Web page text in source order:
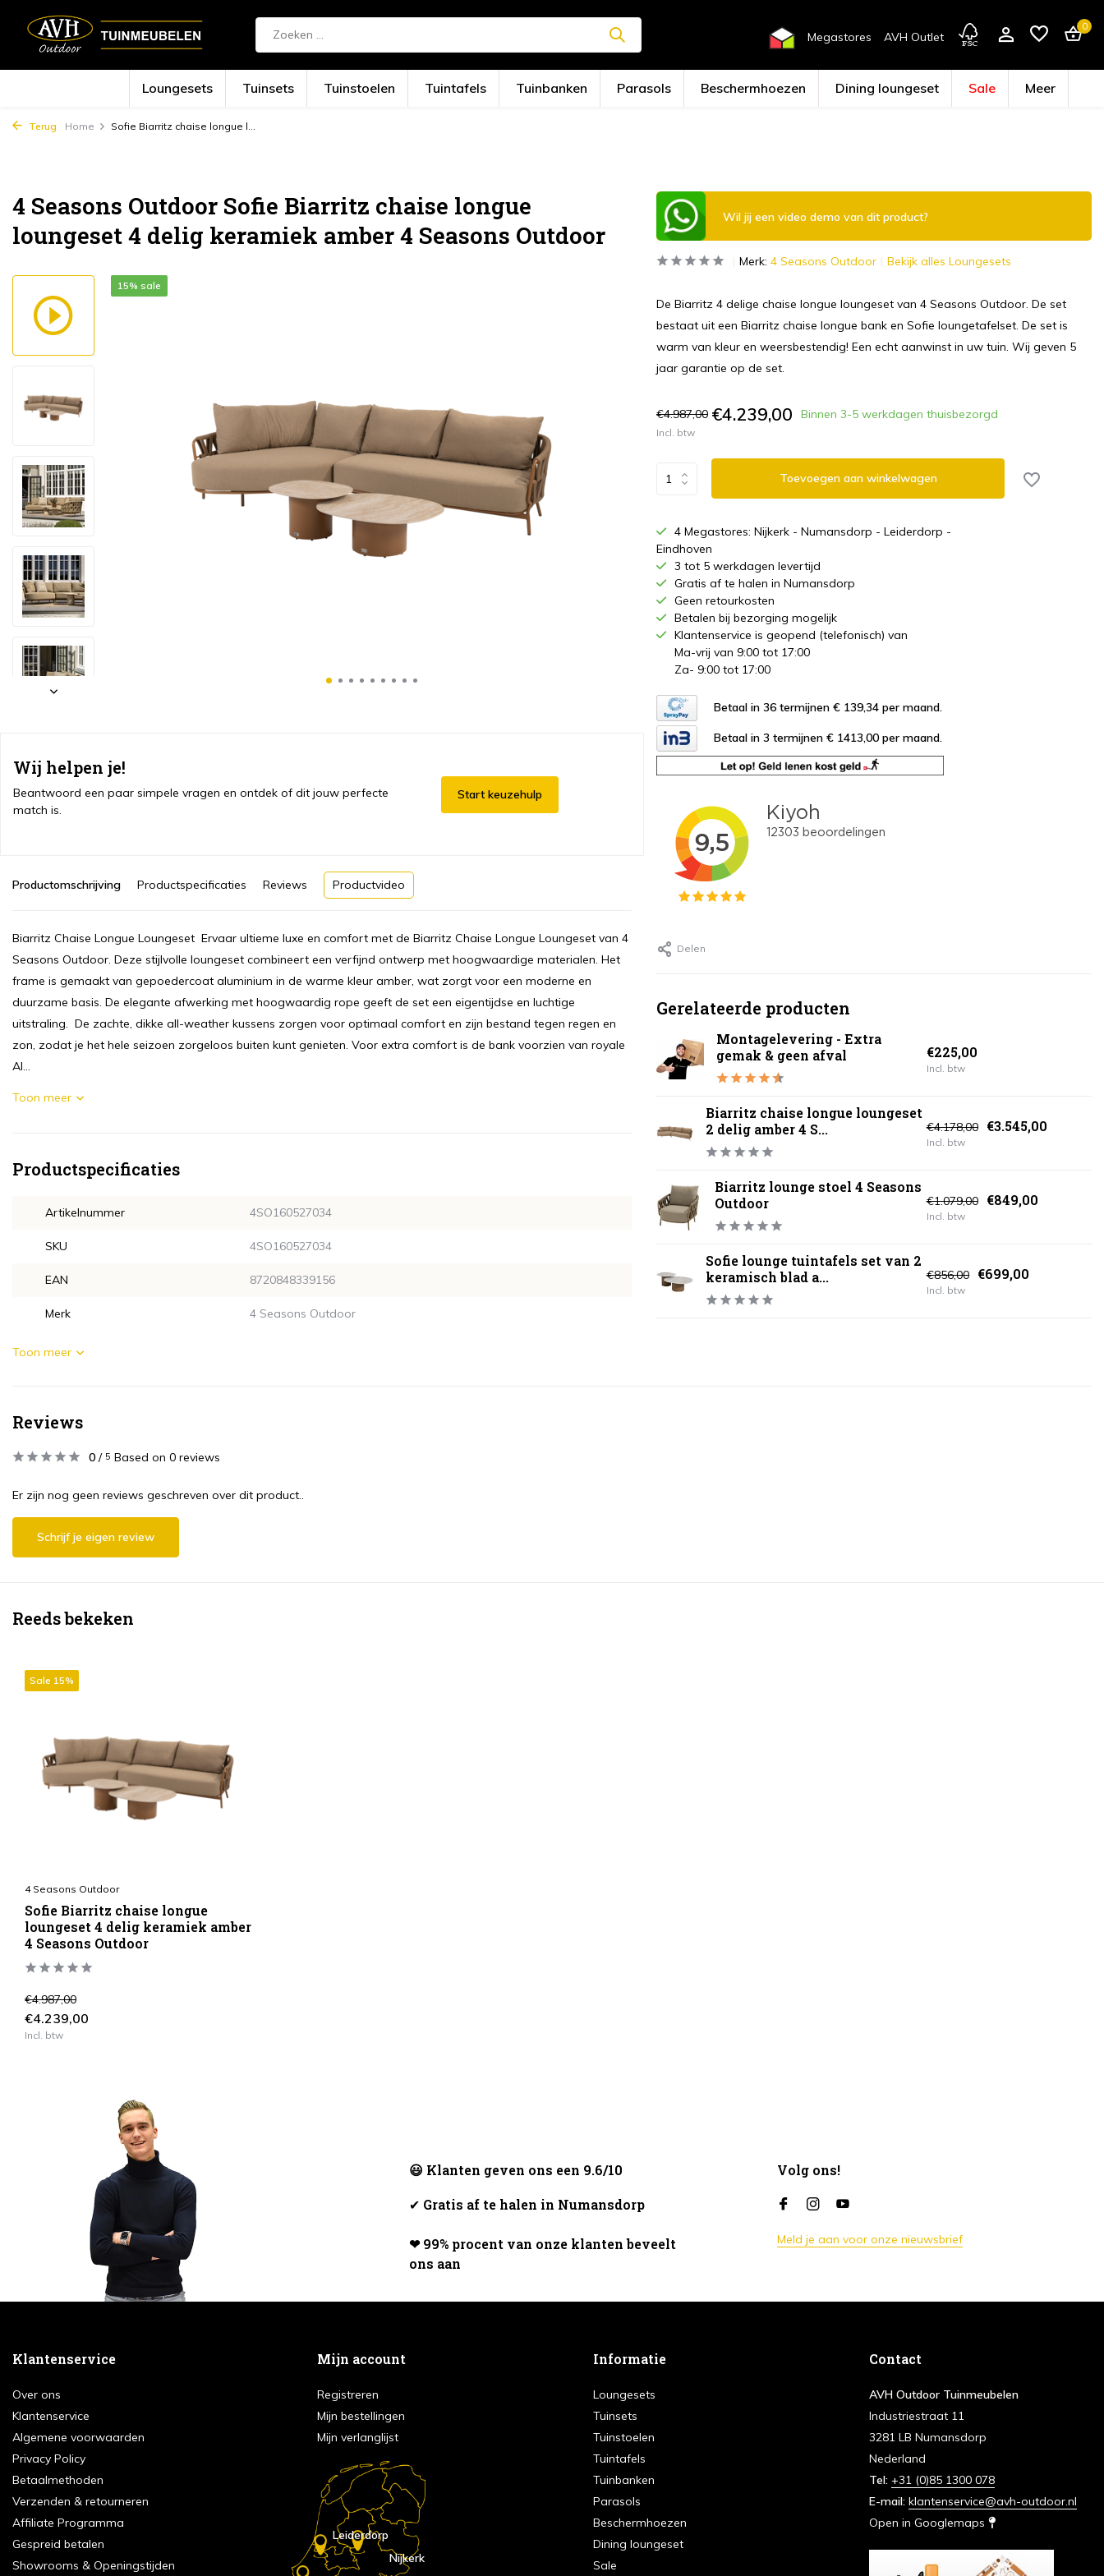
Megastores AVH Outlet
0
Loungesets Tuinsets Tuinstoelen Tuintafels Tuinbanken Parasols Beschermhoezen Dining loungeset Sale Meer
Terug Home Sofie Biarritz chaise longue l...
4 Seasons Outdoor Sofie Biarritz chaise longue
loungeset 4 delig keramiek amber 4 Seasons Outdoor
15% sale
Wij helpen je!
Beantwoord een paar simpele vragen en ontdek of dit jouw perfecte
match is.
Start keuzehulp
Productomschrijving Productspecificaties Reviews Productvideo
Biarritz Chaise Longue Loungeset Ervaar ultieme luxe en comfort met de Biarritz Chaise Longue Loungeset van 4
Seasons Outdoor. Deze stijlvolle loungeset combineert een verfijnd ontwerp met hoogwaardige materialen. Het
frame is gemaakt van gepoedercoat aluminium in de warme kleur amber, wat zorgt voor een moderne en
duurzame basis. De elegante afwerking met hoogwaardig rope geeft de set een eigentijdse en luchtige
uitstraling. De zachte, dikke all-weather kussens zorgen voor optimaal comfort en zijn bestand tegen regen en
zon, zodat je het hele seizoen zorgeloos buiten kunt genieten. Voor extra comfort is de bank voorzien van royale
Al...
Toon meer
Productspecificaties
Artikelnummer 4SO160527034
SKU 4SO160527034
EAN 8720848339156
Merk 4 Seasons Outdoor
Toon meer
Wil jij een video demo van dit product?
Merk: 4 Seasons Outdoor Bekijk alles Loungesets
De Biarritz 4 delige chaise longue loungeset van 4 Seasons Outdoor. De set
bestaat uit een Biarritz chaise longue bank en Sofie loungetafelset. De set is
warm van kleur en weersbestendig! Een echt aanwinst in uw tuin. Wij geven 5
jaar garantie op de set.
€4.987,00 €4.239,00 Binnen 3-5 werkdagen thuisbezorgd
Incl. btw
Toevoegen aan winkelwagen
4 Megastores: Nijkerk - Numansdorp - Leiderdorp -
Eindhoven
3 tot 5 werkdagen levertijd
Gratis af te halen in Numansdorp
Geen retourkosten
Betalen bij bezorging mogelijk
Klantenservice is geopend (telefonisch) van
Ma-vrij van 9:00 tot 17:00
Za- 9:00 tot 17:00
Betaal in 36 termijnen € 139,34 per maand.
Betaal in 3 termijnen € 1413,00 per maand.
Delen
Gerelateerde producten
Montagelevering - Extra
gemak & geen afval
€225,00
Incl. btw
Biarritz chaise longue loungeset
2 delig amber 4 S...
€4.178,00 €3.545,00
Incl. btw
Biarritz lounge stoel 4 Seasons
Outdoor
€1.079,00 €849,00
Incl. btw
Sofie lounge tuintafels set van 2
keramisch blad a...
€856,00 €699,00
Incl. btw
Reviews
0 / 5 Based on 0 reviews
Er zijn nog geen reviews geschreven over dit product..
Schrijf je eigen review
Reeds bekeken
Sale 15%
4 Seasons Outdoor
Sofie Biarritz chaise longue
loungeset 4 delig keramiek amber
4 Seasons Outdoor
€4.987,00
€4.239,00
Incl. btw
😃 Klanten geven ons een 9.6/10
✔ Gratis af te halen in Numansdorp
❤ 99% procent van onze klanten beveelt
ons aan
Volg ons!
Meld je aan voor onze nieuwsbrief
Klantenservice
Over ons
Klantenservice
Algemene voorwaarden
Privacy Policy
Betaalmethoden
Verzenden & retourneren
Affiliate Programma
Gespreid betalen
Showrooms & Openingstijden
Mijn account
Registreren
Mijn bestellingen
Mijn verlanglijst
Nijkerk
Leiderdorp
Informatie
Loungesets
Tuinsets
Tuinstoelen
Tuintafels
Tuinbanken
Parasols
Beschermhoezen
Dining loungeset
Sale
Contact
AVH Outdoor Tuinmeubelen
Industriestraat 11
3281 LB Numansdorp
Nederland
Tel: +31 (0)85 1300 078
E-mail: klantenservice@avh-outdoor.nl
Open in Googlemaps